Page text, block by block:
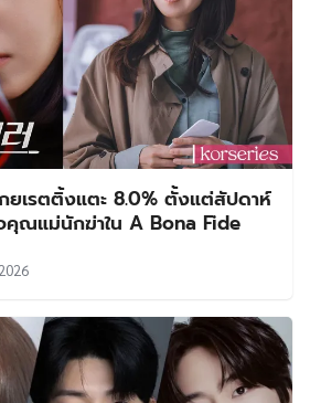
กยเรตติ้งแตะ 8.0% ตั้งแต่สัปดาห์
คุณแม่นักฆ่าใน A Bona Fide